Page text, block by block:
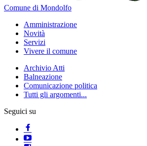
Comune di Mondolfo
Amministrazione
Novità
Servizi
Vivere il comune
Archivio Atti
Balneazione
Comunicazione politica
Tutti gli argomenti...
Seguici su